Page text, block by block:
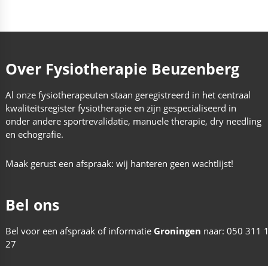
Over Fysiotherapie Beuzenberg
Al onze fysiotherapeuten staan geregistreerd in het centraal
kwaliteitsregister fysiotherapie en zijn gespecialiseerd in
onder andere sportrevalidatie, manuele therapie, dry needling
en echografie.
Maak gerust een afspraak: wij hanteren geen wachtlijst!
Bel ons
Bel voor een afspraak of informatie Groningen naar: 050 311
27